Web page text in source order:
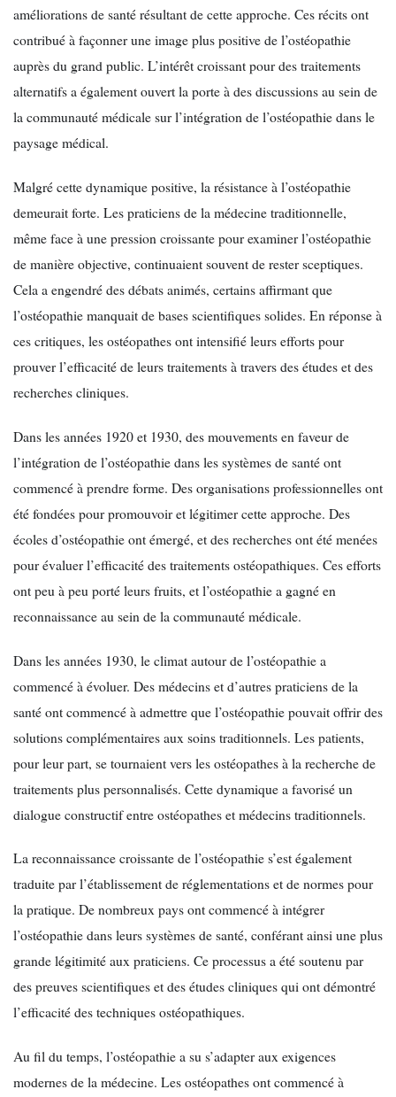
améliorations de santé résultant de cette approche. Ces récits ont
contribué à façonner une image plus positive de l’ostéopathie
auprès du grand public. L’intérêt croissant pour des traitements
alternatifs a également ouvert la porte à des discussions au sein de
la communauté médicale sur l’intégration de l’ostéopathie dans le
paysage médical.
Malgré cette dynamique positive, la résistance à l’ostéopathie
demeurait forte. Les praticiens de la médecine traditionnelle,
même face à une pression croissante pour examiner l’ostéopathie
de manière objective, continuaient souvent de rester sceptiques.
Cela a engendré des débats animés, certains affirmant que
l’ostéopathie manquait de bases scientifiques solides. En réponse à
ces critiques, les ostéopathes ont intensifié leurs efforts pour
prouver l’efficacité de leurs traitements à travers des études et des
recherches cliniques.
Dans les années 1920 et 1930, des mouvements en faveur de
l’intégration de l’ostéopathie dans les systèmes de santé ont
commencé à prendre forme. Des organisations professionnelles ont
été fondées pour promouvoir et légitimer cette approche. Des
écoles d’ostéopathie ont émergé, et des recherches ont été menées
pour évaluer l’efficacité des traitements ostéopathiques. Ces efforts
ont peu à peu porté leurs fruits, et l’ostéopathie a gagné en
reconnaissance au sein de la communauté médicale.
Dans les années 1930, le climat autour de l’ostéopathie a
commencé à évoluer. Des médecins et d’autres praticiens de la
santé ont commencé à admettre que l’ostéopathie pouvait offrir des
solutions complémentaires aux soins traditionnels. Les patients,
pour leur part, se tournaient vers les ostéopathes à la recherche de
traitements plus personnalisés. Cette dynamique a favorisé un
dialogue constructif entre ostéopathes et médecins traditionnels.
La reconnaissance croissante de l’ostéopathie s’est également
traduite par l’établissement de réglementations et de normes pour
la pratique. De nombreux pays ont commencé à intégrer
l’ostéopathie dans leurs systèmes de santé, conférant ainsi une plus
grande légitimité aux praticiens. Ce processus a été soutenu par
des preuves scientifiques et des études cliniques qui ont démontré
l’efficacité des techniques ostéopathiques.
Au fil du temps, l’ostéopathie a su s’adapter aux exigences
modernes de la médecine. Les ostéopathes ont commencé à